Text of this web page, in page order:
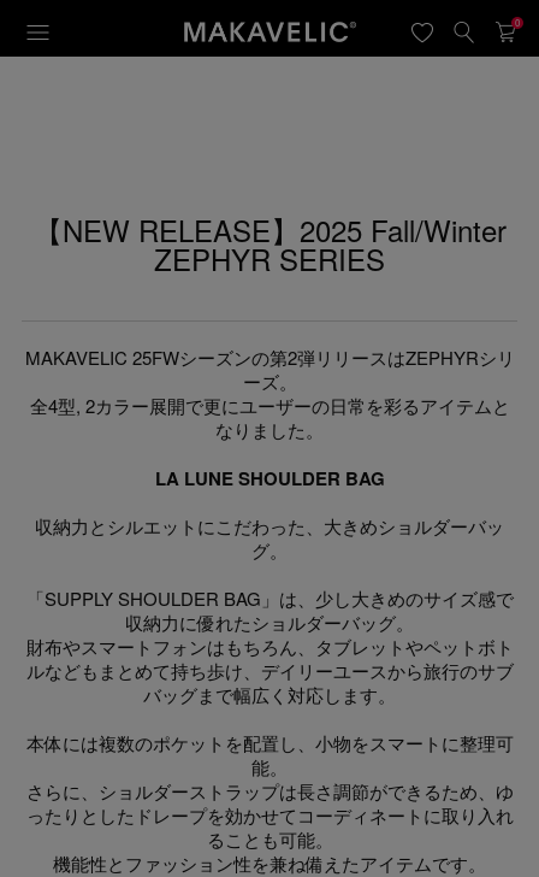
0
【NEW RELEASE】2025 Fall/Winter
ZEPHYR SERIES
MAKAVELIC 25FWシーズンの第2弾リリースはZEPHYRシリ
ーズ。
全4型, 2カラー展開で更にユーザーの日常を彩るアイテムと
なりました。
LA LUNE SHOULDER BAG
収納力とシルエットにこだわった、大きめショルダーバッ
グ。
「SUPPLY SHOULDER BAG」は、少し大きめのサイズ感で
収納力に優れたショルダーバッグ。
財布やスマートフォンはもちろん、タブレットやペットボト
ルなどもまとめて持ち歩け、デイリーユースから旅行のサブ
バッグまで幅広く対応します。
本体には複数のポケットを配置し、小物をスマートに整理可
能。
さらに、ショルダーストラップは長さ調節ができるため、ゆ
ったりとしたドレープを効かせてコーディネートに取り入れ
ることも可能。
機能性とファッション性を兼ね備えたアイテムです。